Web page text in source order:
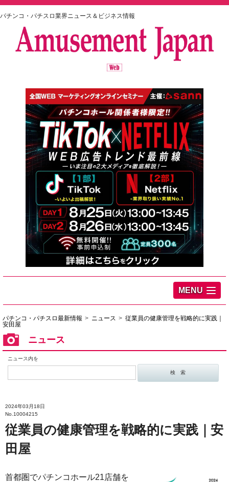
パチンコ・パチスロ業界ニュース＆ビジネス情報
MENU
パチンコ・パチスロ最新情報 ニュース
従業員の健康管理を戦略的に実践｜
安田屋
ニュース
ニュース内を
2024年03月18日
No.10004215
従業員の健康管理を戦略的に実践｜安
田屋
首都圏でパチンコホール21店舗を